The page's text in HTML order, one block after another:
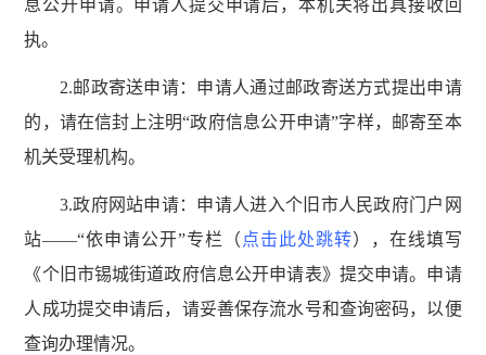
息公开申请。申请人提交申请后，本机关将出具接收回
执。
2.邮政寄送申请：申请人通过邮政寄送方式提出申请
的，请在信封上注明“政府信息公开申请”字样，邮寄至本
机关受理机构。
3.政府网站申请：申请人进入个旧市人民政府门户网
站——“依申请公开”专栏（ 点击此处跳转），在线填写
《个旧市锡城街道政府信息公开申请表》提交申请。申请
人成功提交申请后，请妥善保存流水号和查询密码，以便
查询办理情况。